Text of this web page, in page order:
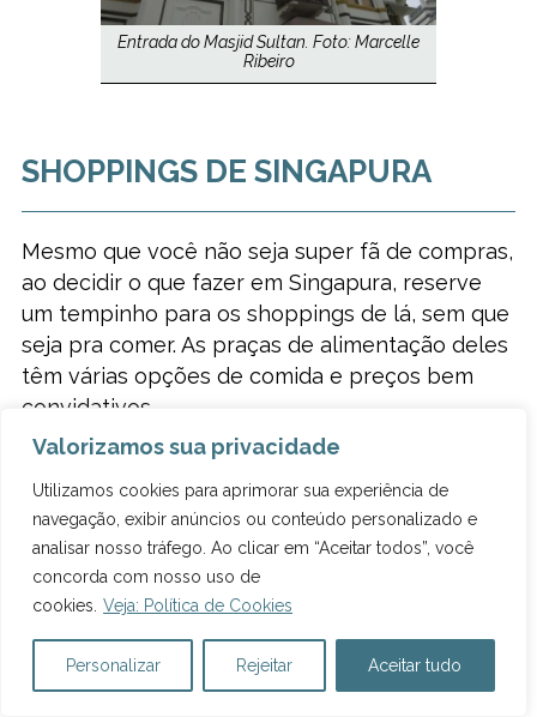
Valorizamos sua privacidade
Utilizamos cookies para aprimorar sua experiência de
navegação, exibir anúncios ou conteúdo personalizado e
analisar nosso tráfego. Ao clicar em “Aceitar todos”, você
concorda com nosso uso de
cookies. Veja: Política de Cookies
Personalizar Rejeitar Aceitar tudo
Entrada do Masjid Sultan. Foto: Marcelle
Ribeiro
SHOPPINGS DE SINGAPURA
Mesmo que você não seja super fã de compras,
ao decidir o que fazer em Singapura, reserve
um tempinho para os shoppings de lá, sem que
seja pra comer. As praças de alimentação deles
têm várias opções de comida e preços bem
convidativos.
A rua Orchard Road tem diversos shoppings,
com centas de lojas. Com pouco mais de dois
quilômetros, a rua concentra as marcas mais
famosas do mundo, hotéis de luxo e
restaurantes caros. Mas também tem espaço
para lojas mais simples, principalmente nos
andares subterrâneos, perto das entradas para
a estação do metrô.